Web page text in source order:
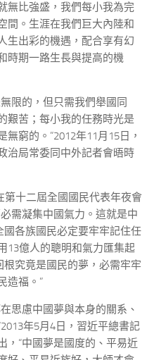
無比強盛，我們每小我為完
間。生涯在我們巨大內陸和
生出彩的機遇，配合享有幻
時期一路生長與提高的機
限的，但只需我們舉國同
艱苦；每小我的任務時光是
窮的。”2012年11月15日，
治局常委同中外記者會晤時
第十二屆全國國民代表年夜會
需凝集中國氣力。這就是中
國各族國民必定要牢牢記住任
13億人的聰明和氣力匯集起
根究竟是國民的夢，必需牢牢
造福。”
思慮中國夢與本身的關系、
年5月4日，習近平總書記
，“中國夢是國度的、平易近